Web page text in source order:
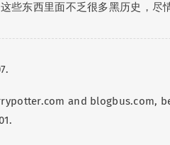
些东西里面不乏很多黑历史，尽
and blogbus.com,